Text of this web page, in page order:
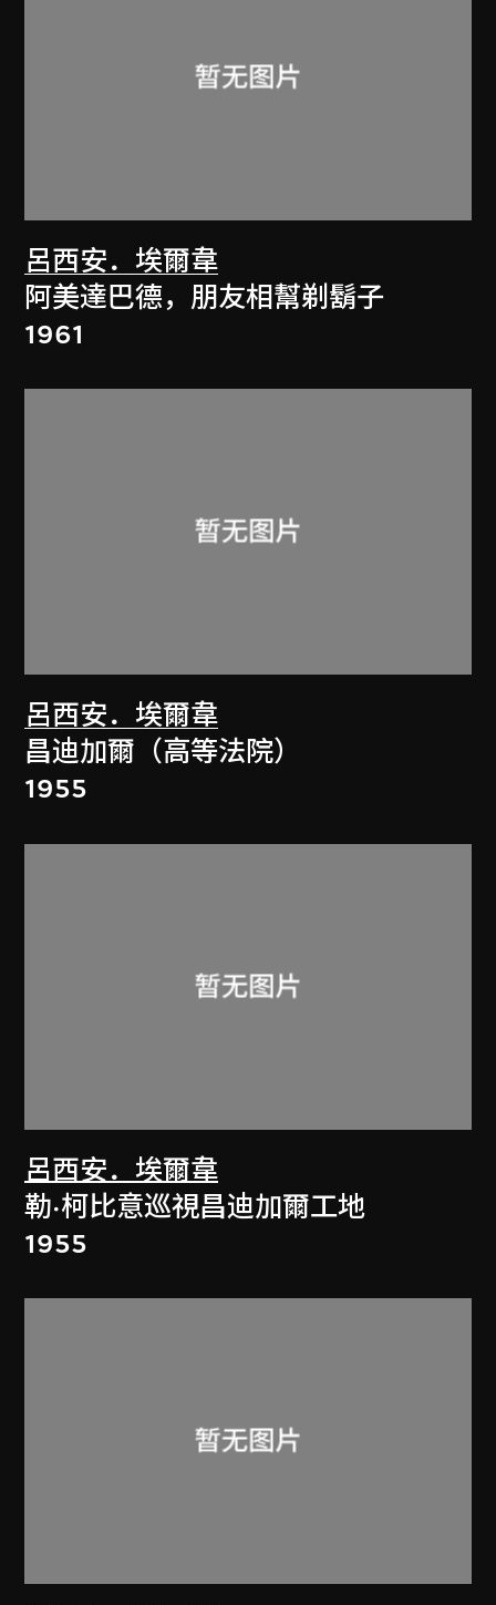
呂西安．埃爾韋
阿美達巴德，朋友相幫剃鬍子
1961
呂西安．埃爾韋
昌迪加爾（高等法院）
1955
呂西安．埃爾韋
勒·柯比意巡視昌迪加爾工地
1955